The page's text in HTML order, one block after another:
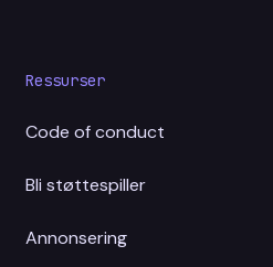
Ressurser
Code of conduct
Bli støttespiller
Annonsering